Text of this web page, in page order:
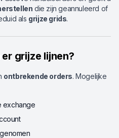
die zijn geannuleerd of
als grijze grids.
grijze lijnen?
ontbrekende orders. Mogelijke
exchange